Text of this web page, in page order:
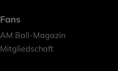
Fans
AM Ball-Magazin
Mitgliedschaft